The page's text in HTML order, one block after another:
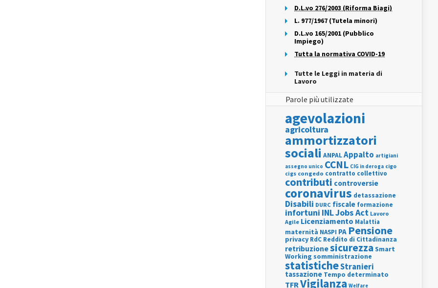
D.L.vo 276/2003 (Riforma Biagi)
L. 977/1967 (Tutela minori)
D.L.vo 165/2001 (Pubblico
Impiego)
Tutta la normativa COVID-19
Tutte le Leggi in materia di
Lavoro
Parole più utilizzate
agevolazioni
agricoltura
ammortizzatori
sociali ANPALAppalto artigiani
assegno unico CCNL CIG in deroga cigo
cigs congedo contratto collettivo
contributi controversie
coronavirus detassazione
Disabili DURC fiscale formazione
infortuni INLJobs Act Lavoro
Agile Licenziamento Malattia
maternità NASPI PA Pensione
privacy RdC Reddito di Cittadinanza
retribuzionesicurezza Smart
Working somministrazione
statisticheStranieri
tassazione Tempo determinato
TFRVigilanza Welfare